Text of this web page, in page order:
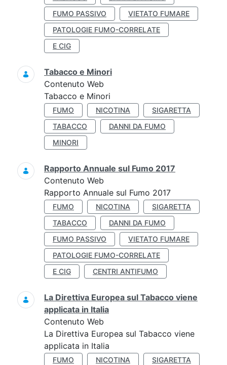
FUMO PASSIVO
VIETATO FUMARE
PATOLOGIE FUMO-CORRELATE
E CIG
Tabacco e Minori
Contenuto Web
Tabacco e Minori
FUMO NICOTINA
SIGARETTA
TABACCO
DANNI DA FUMO
MINORI
Rapporto Annuale sul Fumo 2017
Contenuto Web
Rapporto Annuale sul Fumo 2017
FUMO NICOTINA
SIGARETTA
TABACCO
DANNI DA FUMO
FUMO PASSIVO
VIETATO FUMARE
PATOLOGIE FUMO-CORRELATE
E CIG
CENTRI ANTIFUMO
La Direttiva Europea sul Tabacco viene
applicata in Italia
Contenuto Web
La Direttiva Europea sul Tabacco viene
applicata in Italia
FUMO NICOTINA
SIGARETTA